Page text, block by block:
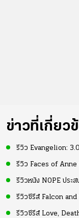
ข่าวที่เกี่ยว
รีวิว Evangelion:
รีวิว Faces of Anne
รีวิวหนัง NOPE ประ
รีวิวซีรีส์ Falcon
รีวิวซีรีส์ Love,